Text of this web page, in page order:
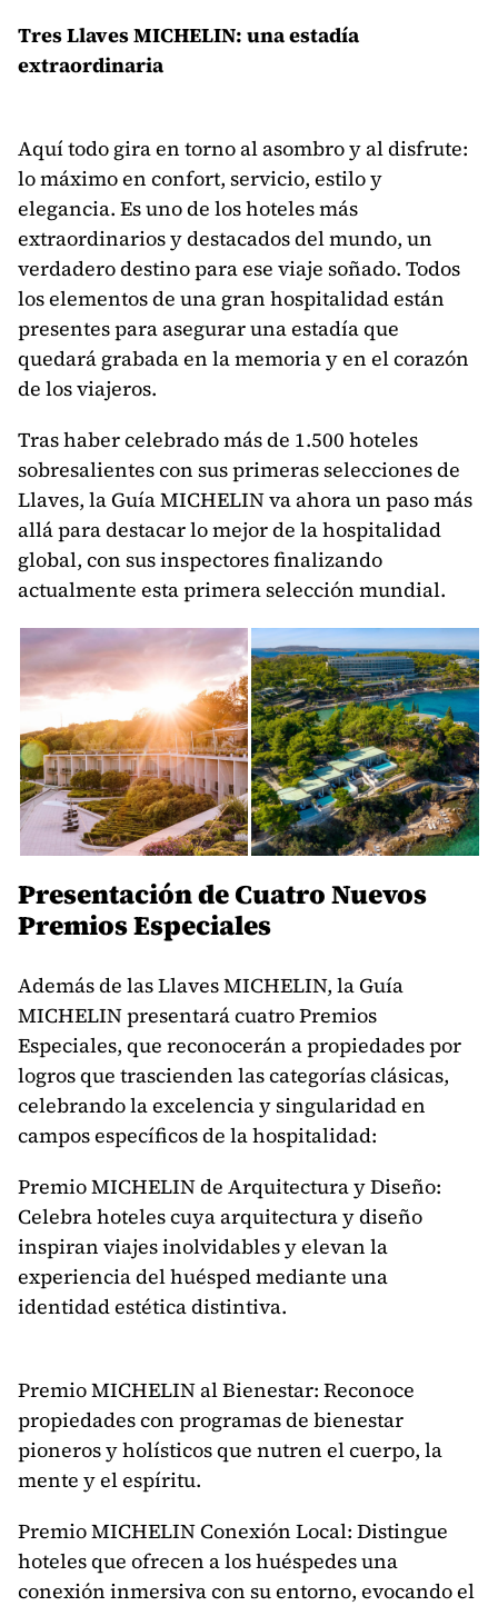
Tres Llaves MICHELIN: una estadía
extraordinaria
Aquí todo gira en torno al asombro y al disfrute:
lo máximo en confort, servicio, estilo y
elegancia. Es uno de los hoteles más
extraordinarios y destacados del mundo, un
verdadero destino para ese viaje soñado. Todos
los elementos de una gran hospitalidad están
presentes para asegurar una estadía que
quedará grabada en la memoria y en el corazón
de los viajeros.
Tras haber celebrado más de 1.500 hoteles
sobresalientes con sus primeras selecciones de
Llaves, la Guía MICHELIN va ahora un paso más
allá para destacar lo mejor de la hospitalidad
global, con sus inspectores finalizando
actualmente esta primera selección mundial.
Presentación de Cuatro Nuevos
Premios Especiales
Además de las Llaves MICHELIN, la Guía
MICHELIN presentará cuatro Premios
Especiales, que reconocerán a propiedades por
logros que trascienden las categorías clásicas,
celebrando la excelencia y singularidad en
campos específicos de la hospitalidad:
Premio MICHELIN de Arquitectura y Diseño:
Celebra hoteles cuya arquitectura y diseño
inspiran viajes inolvidables y elevan la
experiencia del huésped mediante una
identidad estética distintiva.
Premio MICHELIN al Bienestar: Reconoce
propiedades con programas de bienestar
pioneros y holísticos que nutren el cuerpo, la
mente y el espíritu.
Premio MICHELIN Conexión Local: Distingue
hoteles que ofrecen a los huéspedes una
conexión inmersiva con su entorno, evocando el